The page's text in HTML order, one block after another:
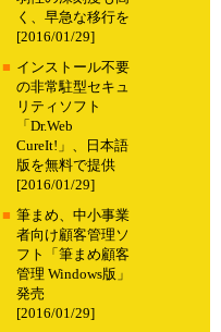
く、早急な移行を
[2016/01/29]
■ インストール不要
の非常駐型セキュ
リティソフト
「Dr.Web
CureIt!」、日本語
版を無料で提供
[2016/01/29]
■ 筆まめ、中小事業
者向け顧客管理ソ
フト「筆まめ顧客
管理 Windows版」
発売
[2016/01/29]